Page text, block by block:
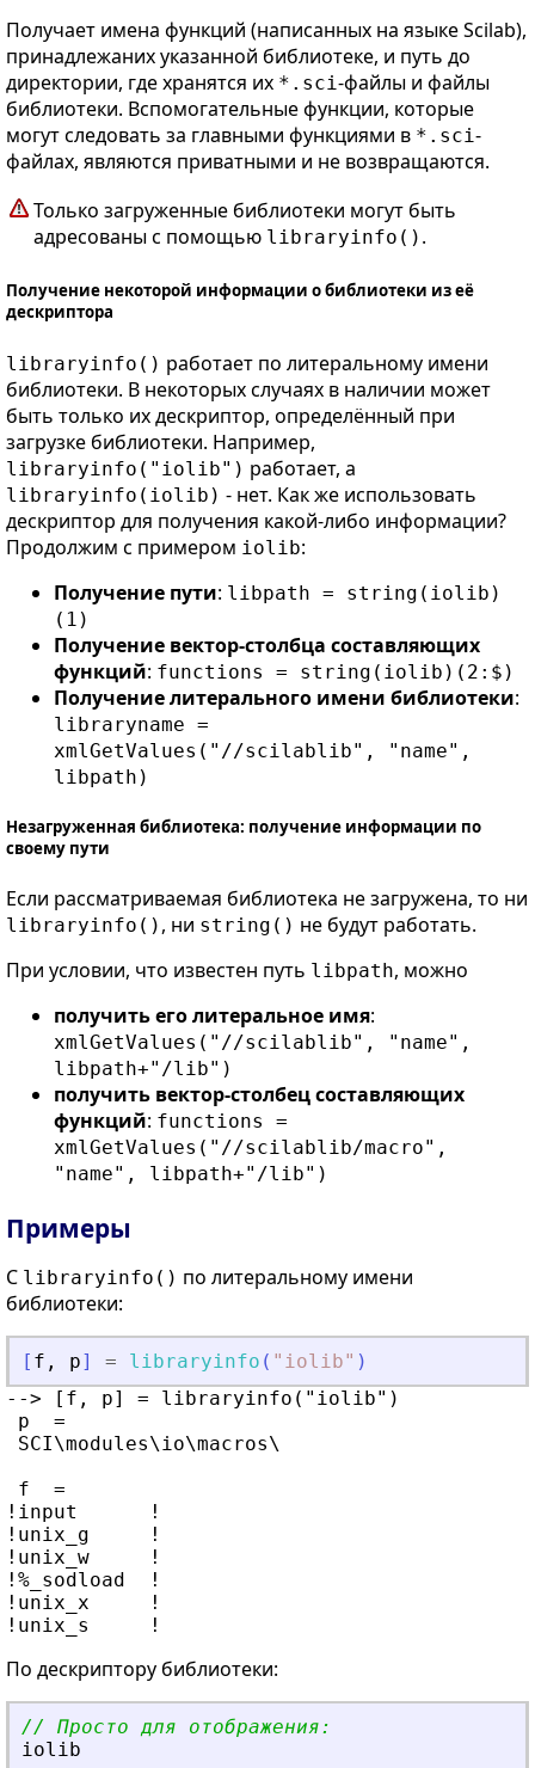
Получает имена функций (написанных на языке Scilab),
принадлежаних указанной библиотеке, и путь до
директории, где хранятся их *.sci-файлы и файлы
библиотеки. Вспомогательные функции, которые
могут следовать за главными функциями в *.sci-
файлах, являются приватными и не возвращаются.
Только загруженные библиотеки могут быть
адресованы с помощью libraryinfo() .
Получение некоторой информации о библиотеки из её
дескриптора
libraryinfo() работает по литеральному имени
библиотеки. В некоторых случаях в наличии может
быть только их дескриптор, определённый при
загрузке библиотеки. Например,
libraryinfo("iolib") работает, а
libraryinfo(iolib) - нет. Как же использовать
дескриптор для получения какой-либо информации?
Продолжим с примером iolib:
Получение пути: libpath = string(iolib)
(1)
Получение вектор-столбца составляющих
функций: functions = string(iolib)(2:$)
Получение литерального имени библиотеки:
libraryname =
xmlGetValues("//scilablib", "name",
libpath)
Незагруженная библиотека: получение информации по
своему пути
Если рассматриваемая библиотека не загружена, то ни
libraryinfo() , ни string() не будут работать.
При условии, что известен путь libpath, можно
получить его литеральное имя:
xmlGetValues("//scilablib", "name",
libpath+"/lib")
получить вектор-столбец составляющих
функций: functions =
xmlGetValues("//scilablib/macro",
"name", libpath+"/lib")
Примеры
C libraryinfo() по литеральному имени
библиотеки:
[ f , p] = libraryinfo ( " iolib" )
--> [f, p] = libraryinfo("iolib")
p  =
SCI\modules\io\macros\
f  =
!input      !
!unix_g     !
!unix_w     !
!%_sodload  !
!unix_x     !
По дескриптору библиотеки:
// Просто для отображения:
iolib